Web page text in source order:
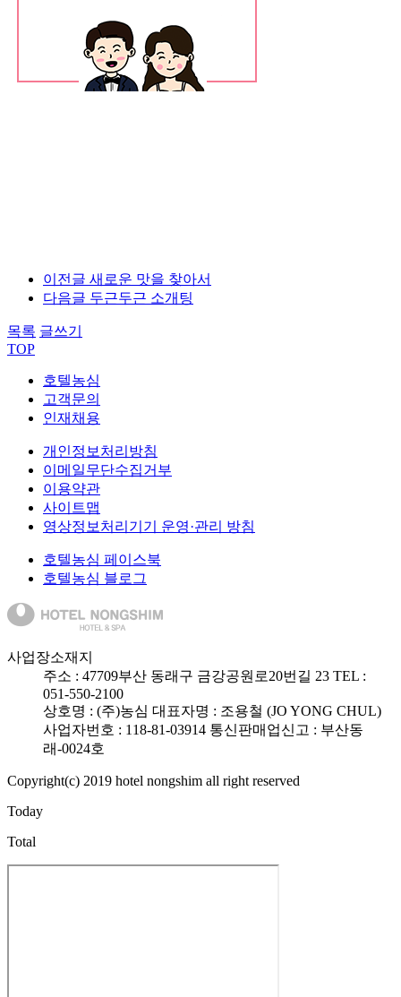
이전글 새로운 맛을 찾아서
다음글 두근두근 소개팅
목록 글쓰기
TOP
호텔농심
고객문의
인재채용
개인정보처리방침
이메일무단수집거부
이용약관
사이트맵
영상정보처리기기 운영·관리 방침
호텔농심 페이스북
호텔농심 블로그
사업장소재지
주소 : 47709부산 동래구 금강공원로20번길 23 TEL :
051-550-2100
상호명 : (주)농심 대표자명 : 조용철 (JO YONG CHUL)
사업자번호 : 118-81-03914 통신판매업신고 : 부산동
래-0024호
Copyright(c) 2019 hotel nongshim all right reserved
Today
Total